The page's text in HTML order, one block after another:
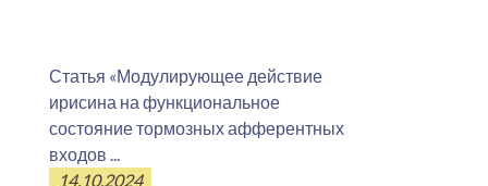
Статья «Модулирующее действие
ирисина на функциональное
состояние тормозных афферентных
входов ...
14.10.2024